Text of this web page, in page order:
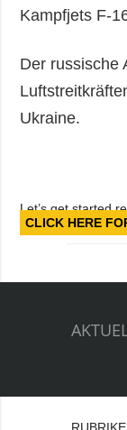
Kampfjets F-
Der russische
Ukraine.
Let’s get started
CLICK HERE